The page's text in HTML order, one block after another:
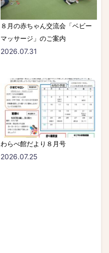
８月の赤ちゃん交流会「ベビー
マッサージ」のご案内
2026.07.31
わらべ館だより８月号
2026.07.25